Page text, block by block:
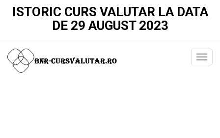
ISTORIC CURS VALUTAR LA DATA
DE 29 AUGUST 2023